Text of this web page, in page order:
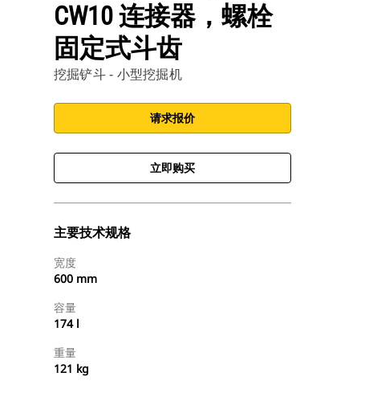
CW10 连接器，螺栓
固定式斗齿
挖掘铲斗 - 小型挖掘机
请求报价
立即购买
主要技术规格
宽度
600 mm
容量
174 l
重量
121 kg